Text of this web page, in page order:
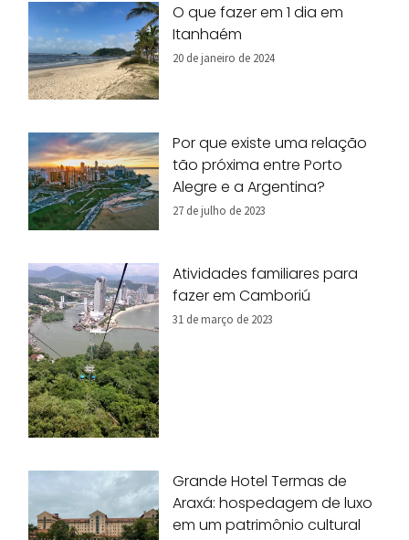
O que fazer em 1 dia em
Itanhaém
20 de janeiro de 2024
Por que existe uma relação
tão próxima entre Porto
Alegre e a Argentina?
27 de julho de 2023
Atividades familiares para
fazer em Camboriú
31 de março de 2023
Grande Hotel Termas de
Araxá: hospedagem de luxo
em um patrimônio cultural